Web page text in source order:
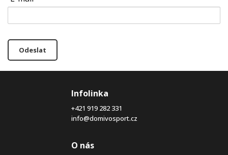
Odeslat
Infolinka
+421 919 282 331
info@domivosport.cz
O nás